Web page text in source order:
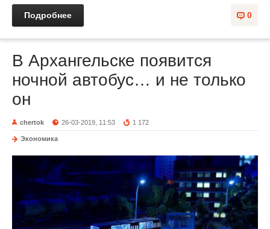
0
Подробнее
В Архангельске появится
ночной автобус… и не только
он
chertok 26-03-2019, 11:53 1 172
Экономика